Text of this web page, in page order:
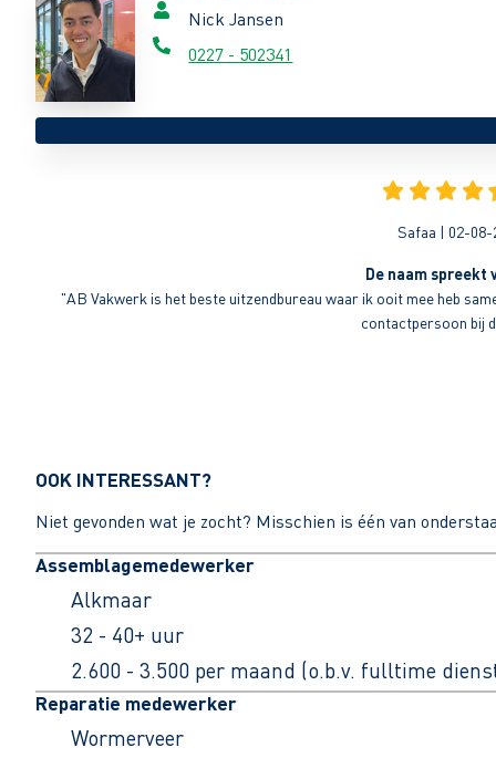
Nick Jansen
0227 - 502341
Safaa | 02-08-
De naam spreekt
"AB Vakwerk is het beste uitzendbureau waar ik ooit mee heb
contactpersoon bij
OOK INTERESSANT?
Niet gevonden wat je zocht? Misschien is één van
Assemblagemedewerker
Alkmaar
32 - 40+ uur
2.600 - 3.500 per maand (o.b.v. fulltime
Reparatie medewerker
Wormerveer